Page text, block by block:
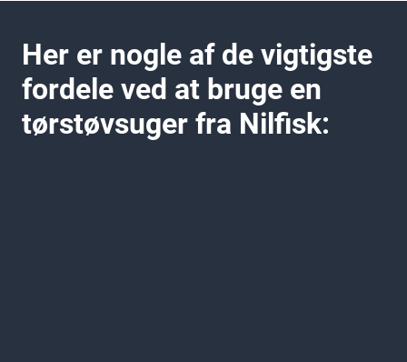
Her er nogle af de vigtigste
fordele ved at bruge en
tørstøvsuger fra Nilfisk: